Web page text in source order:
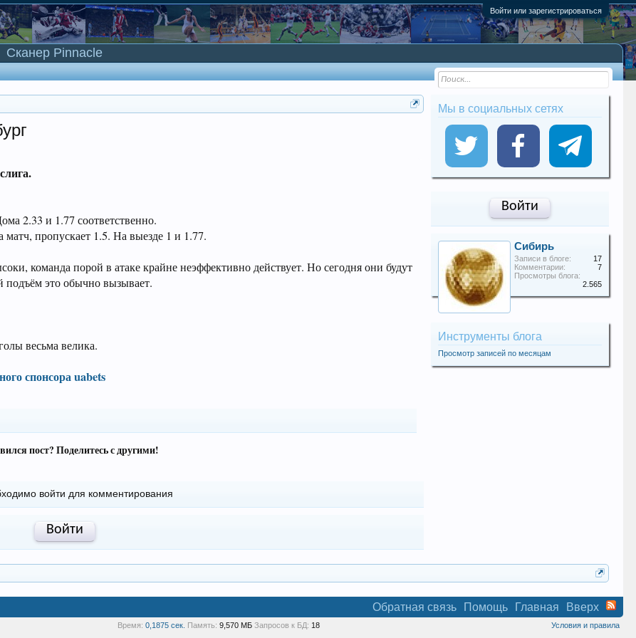
Войти или зарегистрироваться
2.33 и 1.77 соответственно.
матч, пропускает 1.5. На выезде 1 и 1.77.
команда порой в атаке крайне неэффективно действует. Но сегодня они будут
подъём это обычно вызывает.
весьма велика.
спонсора uabets
пост? Поделитесь с другими!
войти для комментирования
Войти
Мы в социальных сетях
Войти
Сибирь
Записи в блоге:
17
Комментарии:
7
Просмотры блога:
2.565
Инструменты блога
Просмотр записей по месяцам
Сканер Pinnacle
Обратная связь Помощь Главная Вверх
Условия и правила
Время: 0,1875 сек. Память: 9,570 МБ Запросов к БД: 18